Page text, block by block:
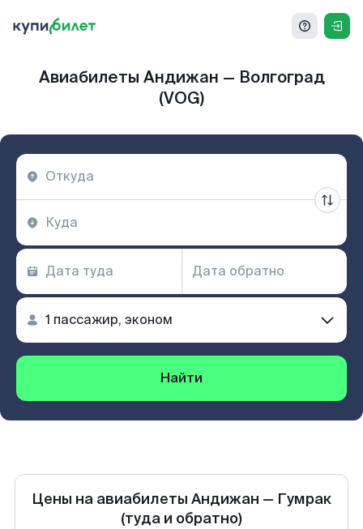
Авиабилеты Андижан — Волгоград
(VOG)
Найти
Цены на авиабилеты Андижан — Гумрак
(туда и обратно)